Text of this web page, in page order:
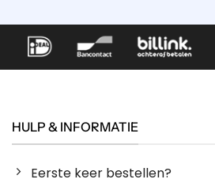
HULP & INFORMATIE
Eerste keer bestellen?